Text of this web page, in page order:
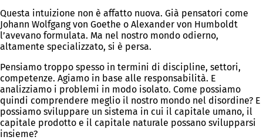
Questa intuizione non è affatto nuova. Già pensatori come
Johann Wolfgang von Goethe o Alexander von Humboldt
l’avevano formulata. Ma nel nostro mondo odierno,
altamente specializzato, si è persa.
Pensiamo troppo spesso in termini di discipline, settori,
competenze. Agiamo in base alle responsabilità. E
analizziamo i problemi in modo isolato. Come possiamo
quindi comprendere meglio il nostro mondo nel disordine? E
possiamo sviluppare un sistema in cui il capitale umano, il
capitale prodotto e il capitale naturale possano svilupparsi
insieme?